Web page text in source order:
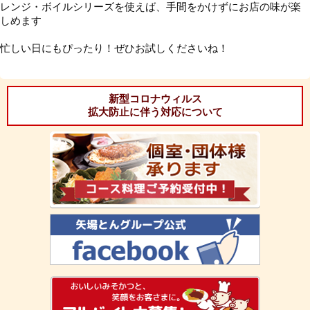
レンジ・ボイルシリーズを使えば、手間をかけずにお店の味が楽
しめます
忙しい日にもぴったり！ぜひお試しくださいね！
新型コロナウィルス
拡大防止に伴う対応について